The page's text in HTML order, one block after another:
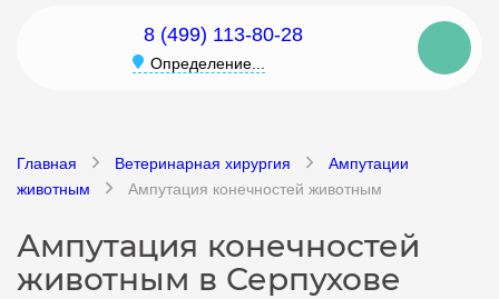
8 (499) 113-80-28
Определение...
Главная Ветеринарная хирургия
Ампутации
животным
Ампутация конечностей животным
Ампутация конечностей
животным в Серпухове